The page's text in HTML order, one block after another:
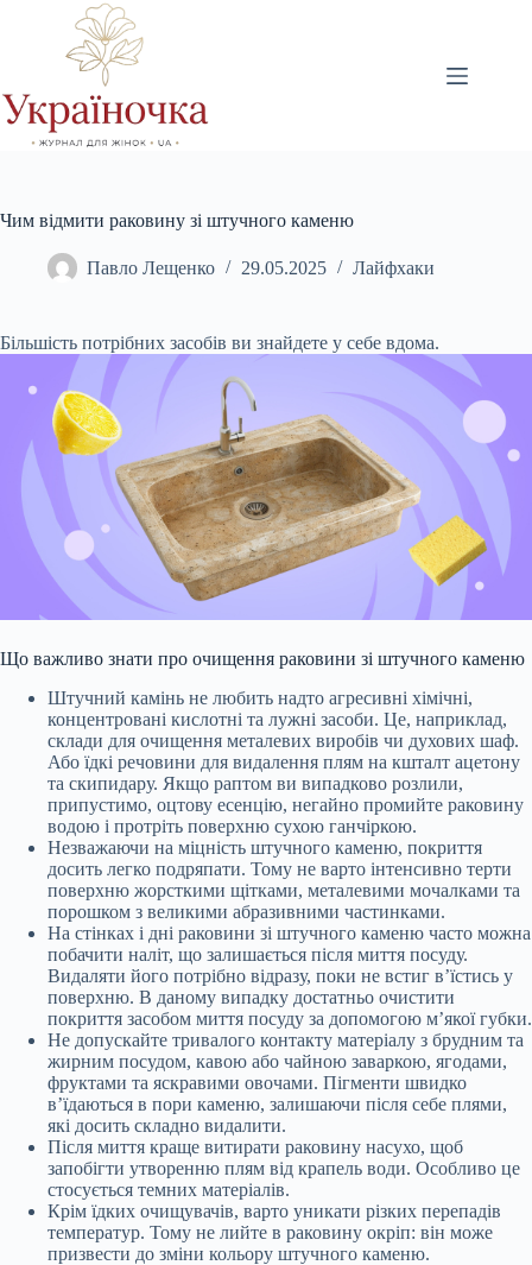
Чим відмити раковину зі штучного каменю
Павло Лещенко 29.05.2025 Лайфхаки
Більшість потрібних засобів ви знайдете у себе вдома.
Що важливо знати про очищення раковини зі штучного каменю
Штучний камінь не любить надто агресивні хімічні,
концентровані кислотні та лужні засоби. Це, наприклад,
склади для очищення металевих виробів чи духових шаф.
Або їдкі речовини для видалення плям на кшталт ацетону
та скипидару. Якщо раптом ви випадково розлили,
припустимо, оцтову есенцію, негайно промийте раковину
водою і протріть поверхню сухою ганчіркою.
Незважаючи на міцність штучного каменю, покриття
досить легко подряпати. Тому не варто інтенсивно терти
поверхню жорсткими щітками, металевими мочалками та
порошком з великими абразивними частинками.
На стінках і дні раковини зі штучного каменю часто можна
побачити наліт, що залишається після миття посуду.
Видаляти його потрібно відразу, поки не встиг в’їстись у
поверхню. В даному випадку достатньо очистити
покриття засобом миття посуду за допомогою м’якої губки.
Не допускайте тривалого контакту матеріалу з брудним та
жирним посудом, кавою або чайною заваркою, ягодами,
фруктами та яскравими овочами. Пігменти швидко
в’їдаються в пори каменю, залишаючи після себе плями,
які досить складно видалити.
Після миття краще витирати раковину насухо, щоб
запобігти утворенню плям від крапель води. Особливо це
стосується темних матеріалів.
Крім їдких очищувачів, варто уникати різких перепадів
температур. Тому не лийте в раковину окріп: він може
призвести до зміни кольору штучного каменю.